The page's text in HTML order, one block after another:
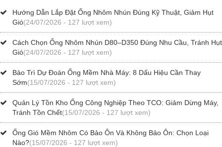
Hướng Dẫn Lắp Đặt Ống Nhôm Nhún Đúng Kỹ Thuật, Giảm Hụt
Gió(24/07/2026 - 127 lượt xem)
Cách Chọn Ống Nhôm Nhún D80–D350 Đúng Nhu Cầu, Tránh Hụt
Gió(24/07/2026 - 127 lượt xem)
Bảo Trì Dự Đoán Ống Mềm Nhà Máy: 8 Dấu Hiệu Cần Thay
Sớm(15/07/2026 - 127 lượt xem)
Quản Lý Tồn Kho Ống Công Nghiệp Theo TCO: Giảm Dừng Máy,
Tránh Tồn Chết(15/07/2026 - 127 lượt xem)
Ống Gió Mềm Nhôm Có Bảo Ôn Và Không Bảo Ôn: Chọn Loại
Nào?(15/07/2026 - 127 lượt xem)